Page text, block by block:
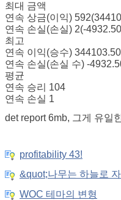
최대 금액
연속 상금(이익)
연속 손실(손실) 2(-
최고
연속 이익(승수)
연속 손실(손실 수) -
평균
연속 승리 104
연속 손실 1
det report 6mb, 그게 유일
profitability 43!
&quot;나무는 하늘로
WOC 테마의 변형